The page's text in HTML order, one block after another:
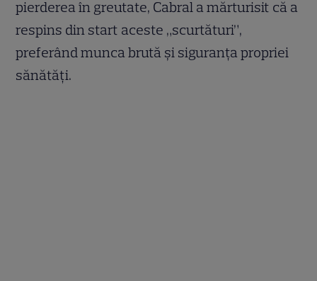
pierderea în greutate, Cabral a mărturisit că a
respins din start aceste „scurtături”,
preferând munca brută și siguranța propriei
sănătăți.